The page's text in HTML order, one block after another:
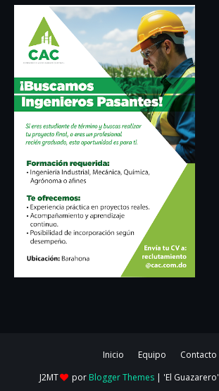
Inicio Equipo
Contacto
J2MT
por Blogger Themes| 'El Guazarero'